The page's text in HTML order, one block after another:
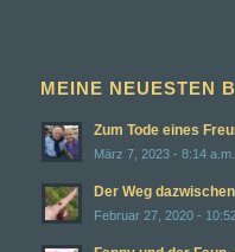
MEINE NEUESTEN
Zum Tode eines
März 7, 2023 - 8:14 a.m.
Der Weg
Februar 27, 2020 -